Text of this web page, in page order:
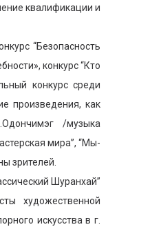
квалификации и
“Безопасность
конкурс “Кто
конкурс среди
произведения, как
/музыка
мира”, “Мы-
зрителей.
Шуранхай”
художественной
искусства в г.